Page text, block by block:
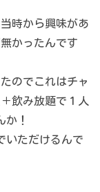
時から興味があ
かったんです
のでこれはチャ
飲み放題で１人
！
いただけるんで